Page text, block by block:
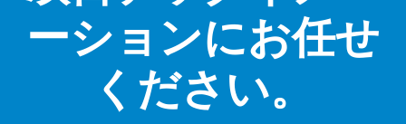
ーションにお任せ
ください。